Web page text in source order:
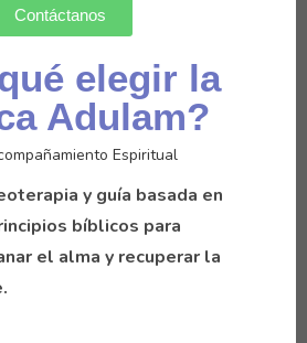
Contáctanos
elegir la
Adulam?
Espiritual
y guía basada en
bíblicos para
el alma y recuperar la